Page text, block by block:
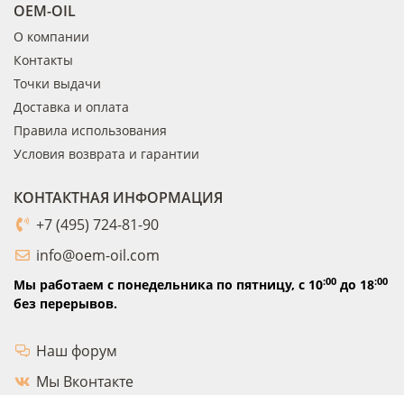
OEM-OIL
О компании
Контакты
Точки выдачи
Доставка и оплата
Правила использования
Условия возврата и гарантии
КОНТАКТНАЯ ИНФОРМАЦИЯ
+7 (495) 724-81-90
info@oem-oil.com
Мы работаем с понедельника по пятницу, с 10:00 до 18:00
без перерывов.
Наш форум
Мы Вконтакте